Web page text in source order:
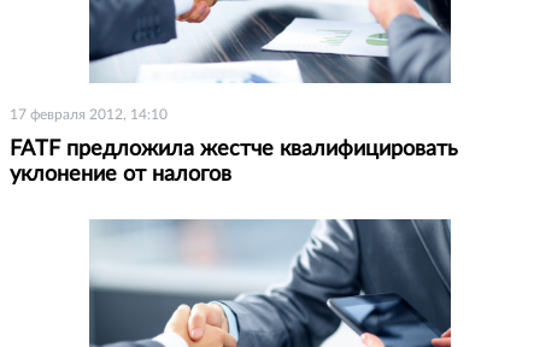
17 февраля 2012, 14:10
FATF предложила жестче квалифицировать
уклонение от налогов